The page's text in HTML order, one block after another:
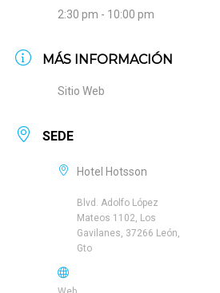
2:30 pm - 10:00 pm
MÁS INFORMACIÓN
Sitio Web
SEDE
Hotel Hotsson
Blvd. Adolfo López
Mateos 1102, Los
Gavilanes, 37266 León,
Gto